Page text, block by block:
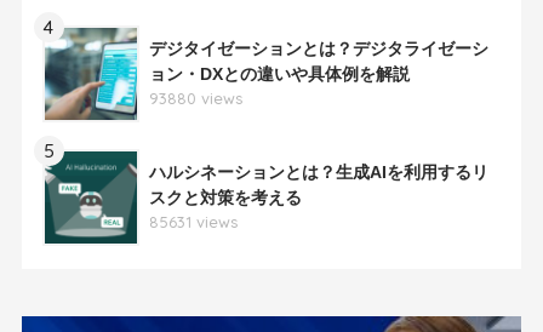
4
デジタイゼーションとは？デジタライゼーシ
ョン・DXとの違いや具体例を解説
93880 views
5
ハルシネーションとは？生成AIを利用するリ
スクと対策を考える
85631 views